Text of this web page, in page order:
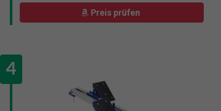
Preis prüfen